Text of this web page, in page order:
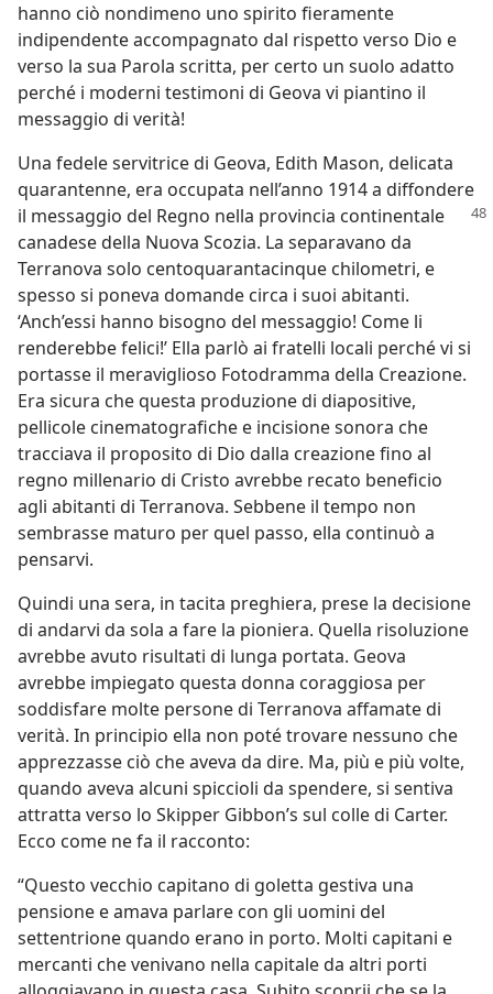
hanno ciò nondimeno uno spirito fieramente
indipendente accompagnato dal rispetto verso Dio e
verso la sua Parola scritta, per certo un suolo adatto
perché i moderni testimoni di Geova vi piantino il
messaggio di verità!
Una fedele servitrice di Geova, Edith Mason, delicata
quarantenne, era occupata nell’anno 1914 a diffondere
il messaggio del Regno nella provincia continentale
canadese della Nuova Scozia. La separavano da
Terranova solo centoquarantacinque chilometri, e
spesso si poneva domande circa i suoi abitanti.
‘Anch’essi hanno bisogno del messaggio! Come li
renderebbe felici!’ Ella parlò ai fratelli locali perché vi si
portasse il meraviglioso Fotodramma della Creazione.
Era sicura che questa produzione di diapositive,
pellicole cinematografiche e incisione sonora che
tracciava il proposito di Dio dalla creazione fino al
regno millenario di Cristo avrebbe recato beneficio
agli abitanti di Terranova. Sebbene il tempo non
sembrasse maturo per quel passo, ella continuò a
pensarvi.
Quindi una sera, in tacita preghiera, prese la decisione
di andarvi da sola a fare la pioniera. Quella risoluzione
avrebbe avuto risultati di lunga portata. Geova
avrebbe impiegato questa donna coraggiosa per
soddisfare molte persone di Terranova affamate di
verità. In principio ella non poté trovare nessuno che
apprezzasse ciò che aveva da dire. Ma, più e più volte,
quando aveva alcuni spiccioli da spendere, si sentiva
attratta verso lo Skipper Gibbon’s sul colle di Carter.
Ecco come ne fa il racconto:
“Questo vecchio capitano di goletta gestiva una
pensione e amava parlare con gli uomini del
settentrione quando erano in porto. Molti capitani e
mercanti che venivano nella capitale da altri porti